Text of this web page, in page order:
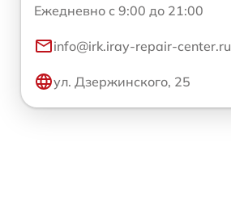
Ежедневно с 9:00 до 21:00
info@irk.iray-repair-center.ru
ул. Дзержинского, 25